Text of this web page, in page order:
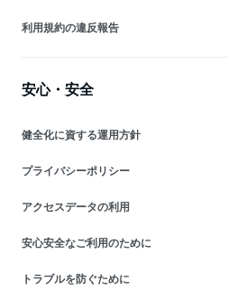
利用規約の違反報告
安心・安全
健全化に資する運用方針
プライバシーポリシー
アクセスデータの利用
安心安全なご利用のために
トラブルを防ぐために